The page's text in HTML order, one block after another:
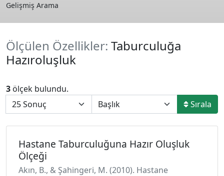
Gelişmiş Arama
Ölçülen Özellikler: Taburculuğa
Hazıroluşluk
3 ölçek bulundu.
Sırala
Hastane Taburculuğuna Hazır Oluşluk
Ölçeği
Akın, B., & Şahingeri, M. (2010). Hastane